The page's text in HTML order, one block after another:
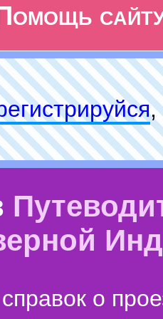
,
о